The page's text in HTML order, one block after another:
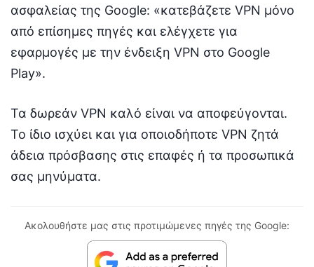
ασφαλείας της Google: «κατεβάζετε VPN μόνο
από επίσημες πηγές και ελέγχετε για
εφαρμογές με την ένδειξη VPN στο Google
Play».
Τα δωρεάν VPN καλό είναι να αποφεύγονται.
Το ίδιο ισχύει και για οποιοδήποτε VPN ζητά
άδεια πρόσβασης στις επαφές ή τα προσωπικά
σας μηνύματα.
Ακολουθήστε μας στις προτιμώμενες πηγές της Google: